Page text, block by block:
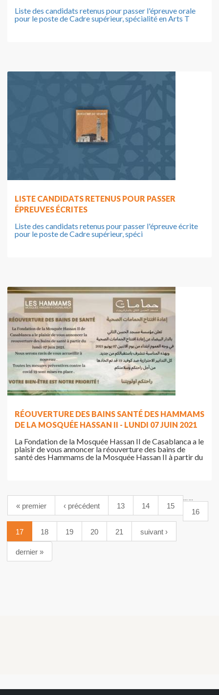
Liste des candidats retenus pour passer l'épreuve orale
pour le poste de Cadre supérieur, spécialité en Arts T
LISTE CANDIDATS RETENUS POUR PASSER
ÉPREUVES ÉCRITES
Liste des candidats retenus pour passer l'épreuve écrite
pour le poste de Cadre supérieur, spéci
RÉOUVERTURE DES BAINS SANTÉ DES HAMMAMS
DE LA MOSQUÉE HASSAN II - LUNDI 07 JUIN 2021
La Fondation de la Mosquée Hassan II de Casablanca a le
plaisir de vous annoncer la réouverture des bains de
santé des Hammams de la Mosquée Hassan II à partir du
« premier ‹ précédent
…
13 14 15
16
17 18 19 20 21
…
suivant ›
dernier »